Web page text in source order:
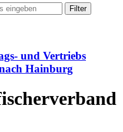
Filter
und Vertriebs
Hainburg